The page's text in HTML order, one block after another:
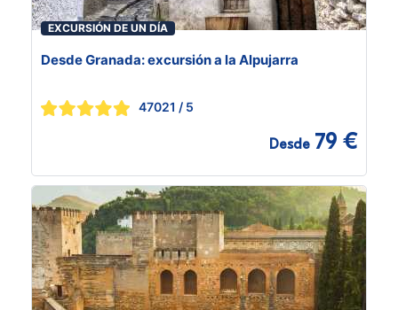
EXCURSIÓN DE UN DÍA
Desde Granada: excursión a la Alpujarra
47021 / 5
Desde 79 €